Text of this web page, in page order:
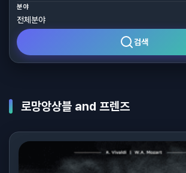
분야
검색
로망앙상블 and 프렌즈